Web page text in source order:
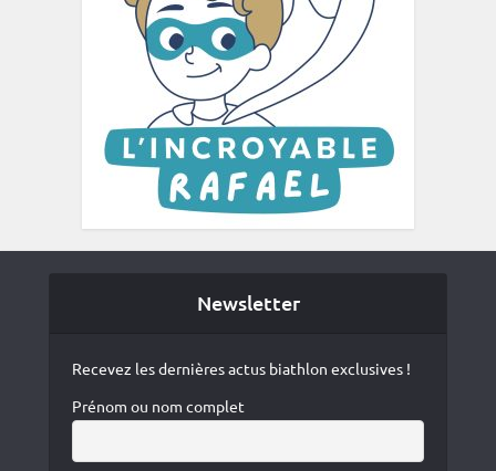
Newsletter
Recevez les dernières actus biathlon exclusives !
Prénom ou nom complet